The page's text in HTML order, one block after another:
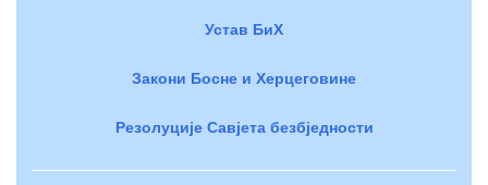
Устав БиХ
Закони Босне и Херцеговине
Резолуције Савјета безбједности